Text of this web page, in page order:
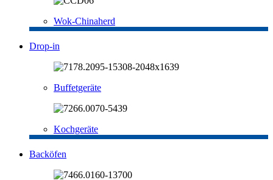
Wok-Chinaherd
Drop-in
Buffetgeräte
Kochgeräte
Backöfen